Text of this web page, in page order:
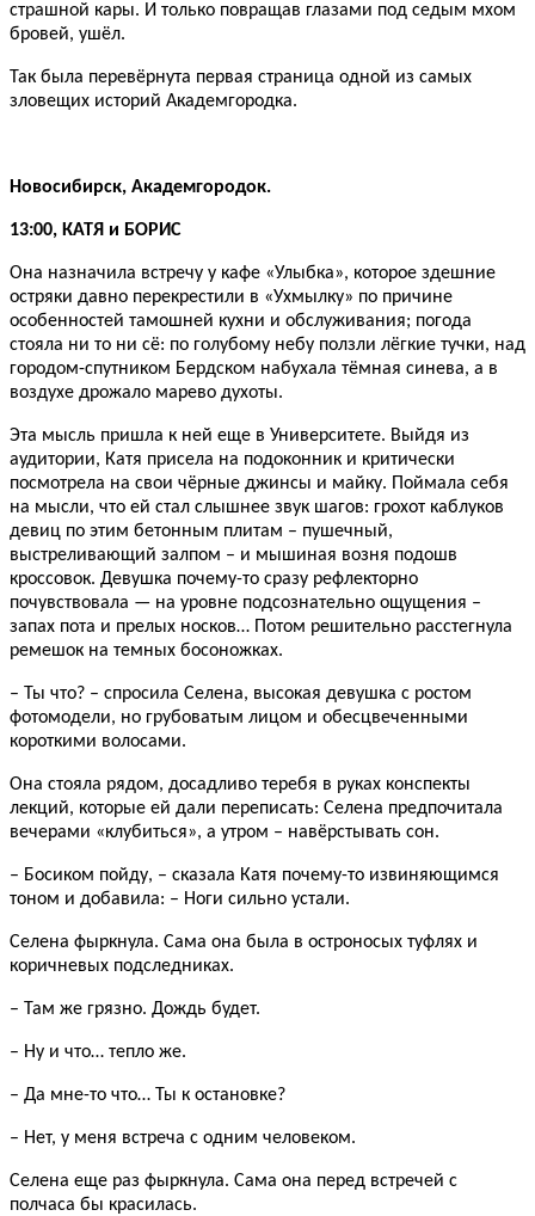
страшной кары. И только повращав глазами под седым мхом
бровей, ушёл.
Так была перевёрнута первая страница одной из самых
зловещих историй Академгородка.
Новосибирск, Академгородок.
13:00, КАТЯ и БОРИС
Она назначила встречу у кафе «Улыбка», которое здешние
остряки давно перекрестили в «Ухмылку» по причине
особенностей тамошней кухни и обслуживания; погода
стояла ни то ни сё: по голубому небу ползли лёгкие тучки, над
городом-спутником Бердском набухала тёмная синева, а в
воздухе дрожало марево духоты.
Эта мысль пришла к ней еще в Университете. Выйдя из
аудитории, Катя присела на подоконник и критически
посмотрела на свои чёрные джинсы и майку. Поймала себя
на мысли, что ей стал слышнее звук шагов: грохот каблуков
девиц по этим бетонным плитам – пушечный,
выстреливающий залпом – и мышиная возня подошв
кроссовок. Девушка почему-то сразу рефлекторно
почувствовала — на уровне подсознательно ощущения –
запах пота и прелых носков… Потом решительно расстегнула
ремешок на темных босоножках.
– Ты что? – спросила Селена, высокая девушка с ростом
фотомодели, но грубоватым лицом и обесцвеченными
короткими волосами.
Она стояла рядом, досадливо теребя в руках конспекты
лекций, которые ей дали переписать: Селена предпочитала
вечерами «клубиться», а утром – навёрстывать сон.
– Босиком пойду, – сказала Катя почему-то извиняющимся
тоном и добавила: – Ноги сильно устали.
Селена фыркнула. Сама она была в остроносых туфлях и
коричневых подследниках.
– Там же грязно. Дождь будет.
– Ну и что… тепло же.
– Да мне-то что… Ты к остановке?
– Нет, у меня встреча с одним человеком.
Селена еще раз фыркнула. Сама она перед встречей с
полчаса бы красилась.